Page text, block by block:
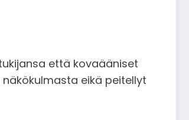
että kovaääniset
eikä peitellyt